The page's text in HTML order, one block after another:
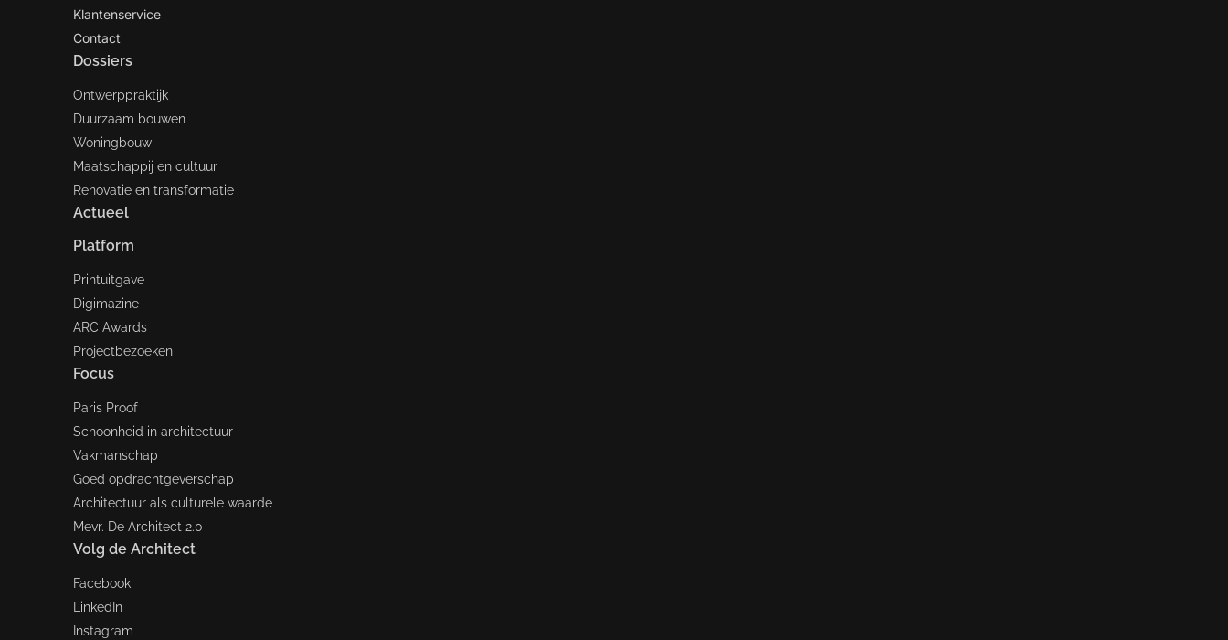
Klantenservice
Contact
Dossiers
Ontwerppraktijk
Duurzaam bouwen
Woningbouw
Maatschappij en cultuur
Renovatie en transformatie
Actueel
Platform
Printuitgave
Digimazine
ARC Awards
Projectbezoeken
Focus
Paris Proof
Schoonheid in architectuur
Vakmanschap
Goed opdrachtgeverschap
Architectuur als culturele waarde
Mevr. De Architect 2.0
Volg de Architect
Facebook
LinkedIn
Instagram